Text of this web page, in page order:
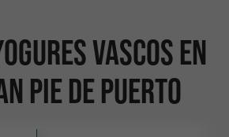
Vascos en
Pie de Puerto